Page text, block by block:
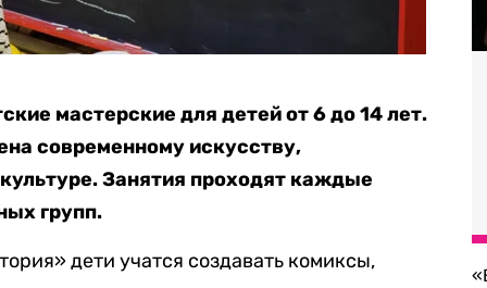
мастерские для детей от 6 до 14 лет.
современному искусству,
Занятия проходят каждые
групп.
дети учатся создавать комиксы,